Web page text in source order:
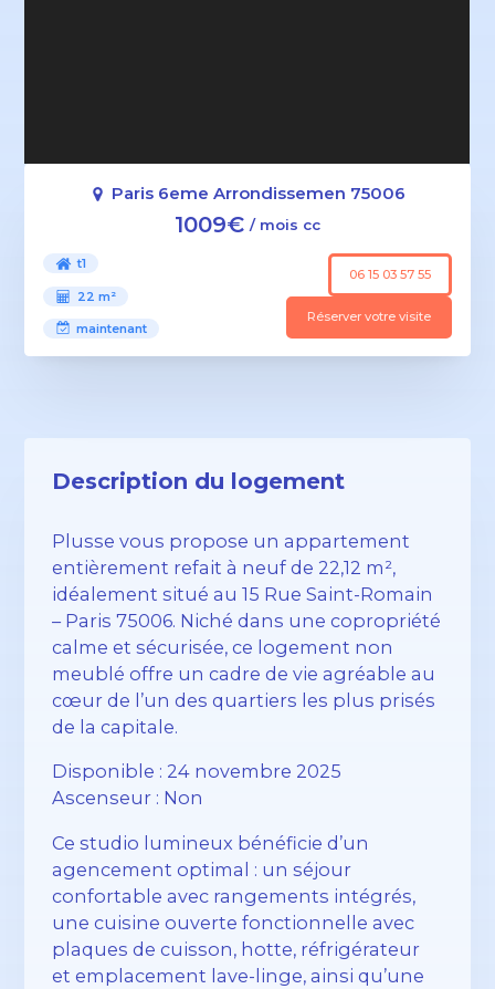
Paris 6eme Arrondissemen 75006
1009€ / mois cc
t1
22 m²
maintenant
06 15 03 57 55
Réserver votre visite
Description du logement
Plusse vous propose un appartement
entièrement refait à neuf de 22,12 m²,
idéalement situé au 15 Rue Saint-Romain
– Paris 75006. Niché dans une copropriété
calme et sécurisée, ce logement non
meublé offre un cadre de vie agréable au
cœur de l’un des quartiers les plus prisés
de la capitale.
Disponible : 24 novembre 2025
Ascenseur : Non
Ce studio lumineux bénéficie d’un
agencement optimal : un séjour
confortable avec rangements intégrés,
une cuisine ouverte fonctionnelle avec
plaques de cuisson, hotte, réfrigérateur
et emplacement lave-linge, ainsi qu’une